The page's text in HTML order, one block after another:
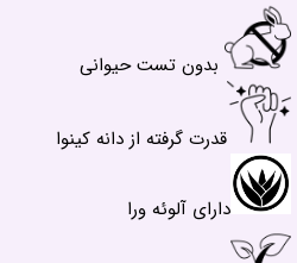
بدون تست حیوانی
قدرت گرفته از دانه کینوا
دارای آلوئه ورا